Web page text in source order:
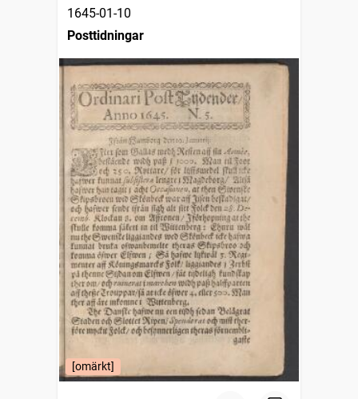
1645-01-10
Posttidningar
[omärkt]